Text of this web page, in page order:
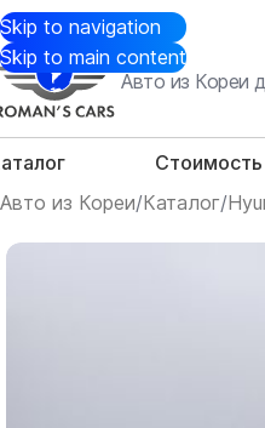
Skip to navigation
Skip to main content
Авто из Кореи
Авто из Кореи/Каталог/